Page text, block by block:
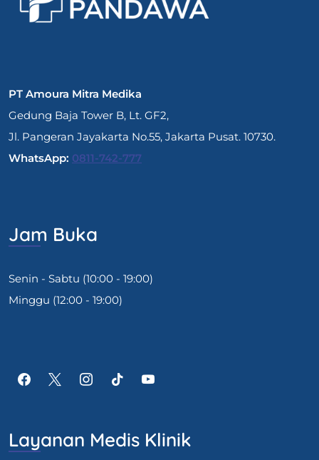
PT Amoura Mitra Medika
Gedung Baja Tower B, Lt. GF2,
Jl. Pangeran Jayakarta No.55, Jakarta Pusat. 10730.
WhatsApp: 0811-742-777
Jam Buka
Senin - Sabtu (10:00 - 19:00)
Minggu (12:00 - 19:00)
Layanan Medis Klinik